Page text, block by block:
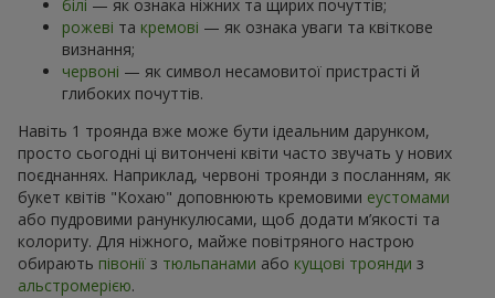
білі — як ознака ніжних та щирих почуттів;
рожеві та кремові — як ознака уваги та квіткове
визнання;
червоні — як символ несамовитої пристрасті й
глибоких почуттів.
Навіть 1 троянда вже може бути ідеальним дарунком,
просто сьогодні ці витончені квіти часто звучать у нових
поєднаннях. Наприклад, червоні троянди з посланням, як
букет квітів "Кохаю" доповнюють кремовими еустомами
або пудровими ранункулюсами, щоб додати м’якості та
колориту. Для ніжного, майже повітряного настрою
обирають півонії з тюльпанами або кущові троянди з
альстромерією.